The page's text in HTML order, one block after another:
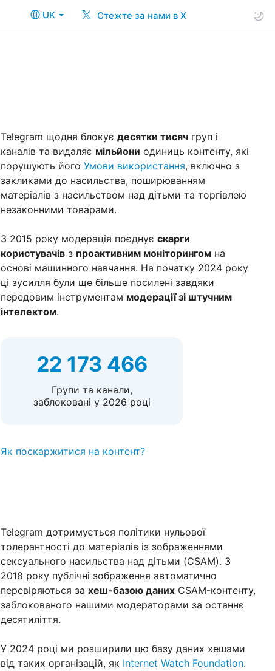
UK Стежте за нами в X
Telegram щодня блокує десятки тисяч груп і
каналів та видаляє мільйони одиниць контенту, які
порушують його Умови використання, включно з
закликами до насильства, поширюванням
матеріалів з насильством над дітьми та торгівлею
незаконними товарами.
З 2015 року модерація поєднує скарги
користувачів з проактивним моніторингом на
основі машинного навчання. На початку 2024 року
ці зусилля були ще більше посилені завдяки
передовим інструментам модерації зі штучним
інтелектом.
22 173 466
Групи та канали,
заблоковані у 2026 році
Як поскаржитися на контент?
Telegram дотримується політики нульової
толерантності до матеріалів із зображеннями
сексуального насильства над дітьми (CSAM). З
2018 року публічні зображення автоматично
перевіряються за хеш-базою даних CSAM-контенту,
заблокованого нашими модераторами за останнє
десятиліття.
У 2024 році ми розширили цю базу даних хешами
від таких організацій, як Internet Watch Foundation.